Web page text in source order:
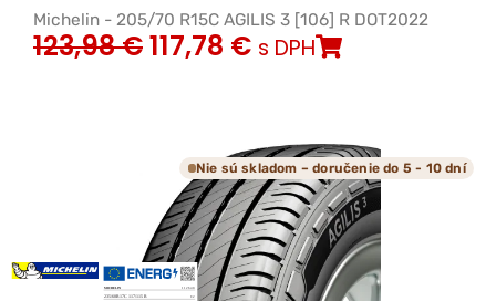
Michelin - 205/70 R15C AGILIS 3 [106] R DOT2022
123,98€117,78 € s DPH
Nie sú skladom – doručenie do 5 - 10 dní